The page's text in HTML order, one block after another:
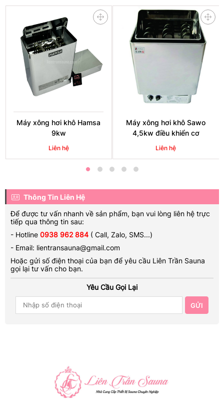
Máy xông hơi khô Hamsa
9kw
Liên hệ
Máy xông hơi khô Sawo
4,5kw điều khiển cơ
Liên hệ
Thông Tin Liên Hệ
Để được tư vấn nhanh về sản phẩm, bạn vui lòng liên hệ trực
tiếp qua thông tin sau:
- Hotline 0938 962 884 ( Call, Zalo, SMS...)
- Email: lientransauna@gmail.com
Hoặc gửi số điện thoại của bạn để yêu cầu Liên Trần Sauna
gọi lại tư vấn cho bạn.
Yêu Cầu Gọi Lại
GỬI